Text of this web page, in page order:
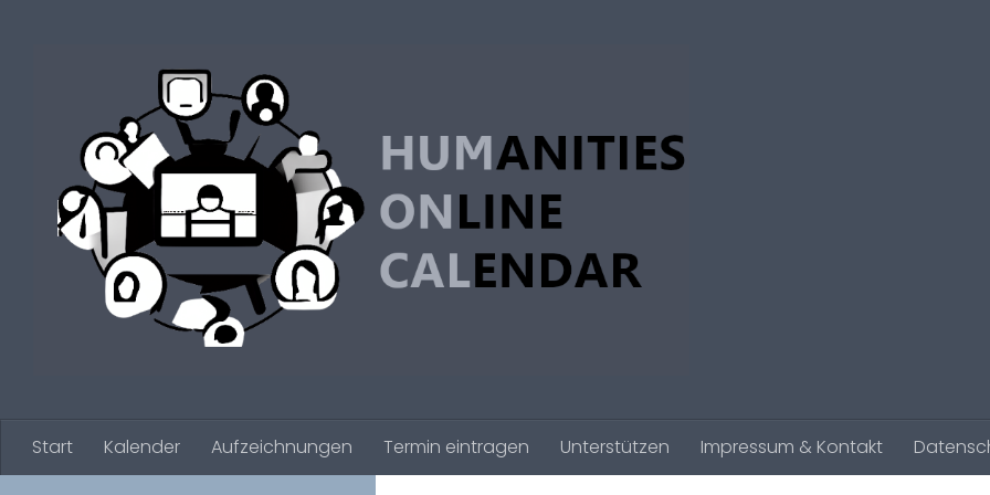
Start Kalender Aufzeichnungen Termin eintragen Unterstützen Impressum & Kontakt